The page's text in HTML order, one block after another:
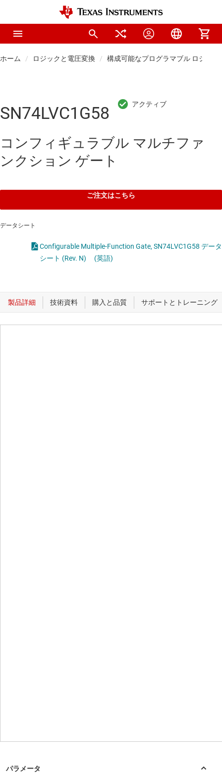
ホーム ロジックと電圧変換 構成可能なプログラマブル ロジック
SN74LVC1G58
コンフィギュラブル マルチファ
ンクション ゲート
ご注文はこちら
データシート
Configurable Multiple-Function Gate, SN74LVC1G58 データ
シート (Rev. N)
(英語)